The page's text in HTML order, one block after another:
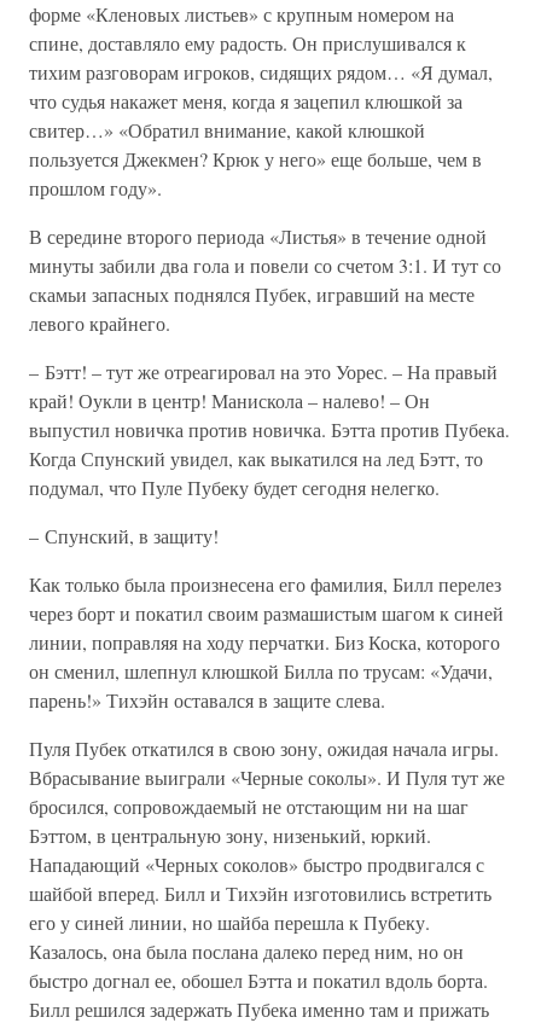
форме «Кленовых листьев» с крупным номером на
спине, доставляло ему радость. Он прислушивался к
тихим разговорам игроков, сидящих рядом… «Я думал,
что судья накажет меня, когда я зацепил клюшкой за
свитер…» «Обратил внимание, какой клюшкой
пользуется Джекмен? Крюк у него» еще больше, чем в
прошлом году».
В середине второго периода «Листья» в течение одной
минуты забили два гола и повели со счетом 3:1. И тут со
скамьи запасных поднялся Пубек, игравший на месте
левого крайнего.
– Бэтт! – тут же отреагировал на это Уорес. – На правый
край! Оукли в центр! Манискола – налево! – Он
выпустил новичка против новичка. Бэтта против Пубека.
Когда Спунский увидел, как выкатился на лед Бэтт, то
подумал, что Пуле Пубеку будет сегодня нелегко.
– Спунский, в защиту!
Как только была произнесена его фамилия, Билл перелез
через борт и покатил своим размашистым шагом к синей
линии, поправляя на ходу перчатки. Биз Коска, которого
он сменил, шлепнул клюшкой Билла по трусам: «Удачи,
парень!» Тихэйн оставался в защите слева.
Пуля Пубек откатился в свою зону, ожидая начала игры.
Вбрасывание выиграли «Черные соколы». И Пуля тут же
бросился, сопровождаемый не отстающим ни на шаг
Бэттом, в центральную зону, низенький, юркий.
Нападающий «Черных соколов» быстро продвигался с
шайбой вперед. Билл и Тихэйн изготовились встретить
его у синей линии, но шайба перешла к Пубеку.
Казалось, она была послана далеко перед ним, но он
быстро догнал ее, обошел Бэтта и покатил вдоль борта.
Билл решился задержать Пубека именно там и прижать